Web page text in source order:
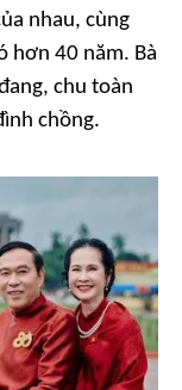
nhau, cùng
hơn 40 năm. Bà
chu toàn
chồng.